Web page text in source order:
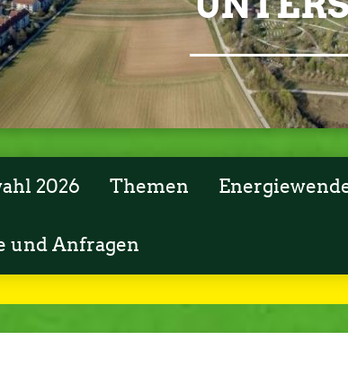
2026 Themen
und Anfragen